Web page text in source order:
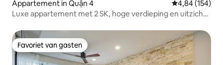
Appartement in Quận 4 Gemiddelde
4,84 (154)
Luxe appartement met 2 SK, hoge verdieping en uitzicht
Favoriet van gasten
Favoriet van gasten